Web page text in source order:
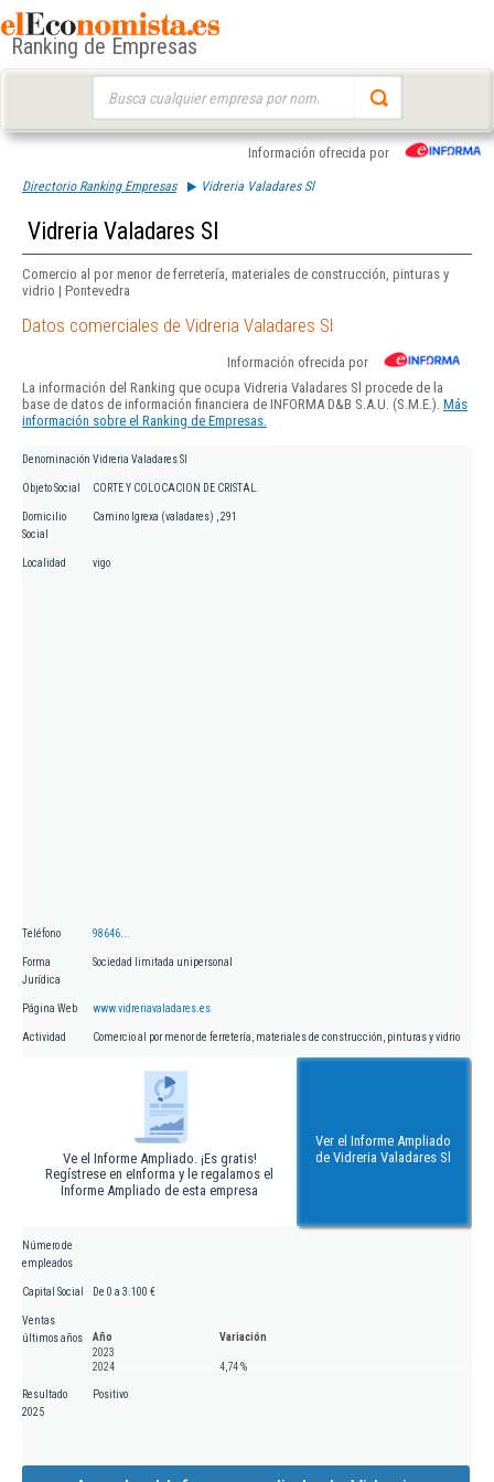
Ranking de Empresas
Información ofrecida por
Directorio Ranking Empresas Vidreria Valadares Sl
Vidreria Valadares Sl
Comercio al por menor de ferretería, materiales de construcción, pinturas y
vidrio | Pontevedra
Datos comerciales de Vidreria Valadares Sl
Información ofrecida por
La información del Ranking que ocupa Vidreria Valadares Sl procede de la
base de datos de información financiera de INFORMA D&B S.A.U. (S.M.E.). Más
información sobre el Ranking de Empresas.
Denominación Vidreria Valadares Sl
Objeto Social CORTE Y COLOCACION DE CRISTAL.
Domicilio
Social
Camino Igrexa (valadares) , 291
Localidad vigo
Teléfono 98646...
Forma
Jurídica
Sociedad limitada unipersonal
Página Web www.vidreriavaladares.es
Actividad Comercio al por menor de ferretería, materiales de construcción, pinturas y vidrio
Ve el Informe Ampliado. ¡Es gratis!
Regístrese en eInforma y le regalamos el
Informe Ampliado de esta empresa
Ver el Informe Ampliado
de Vidreria Valadares Sl
Número de
empleados
Capital Social De 0 a 3.100 €
Ventas
últimos años
Año
Variación
2023
2024
4,74 %
Resultado
2025
Positivo